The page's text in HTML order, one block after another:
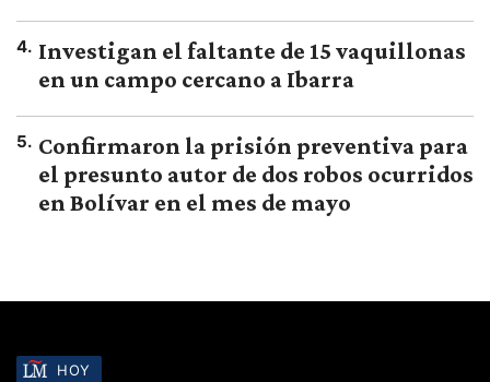
4. Investigan el faltante de 15 vaquillonas
en un campo cercano a Ibarra
5. Confirmaron la prisión preventiva para
el presunto autor de dos robos ocurridos
en Bolívar en el mes de mayo
HOY